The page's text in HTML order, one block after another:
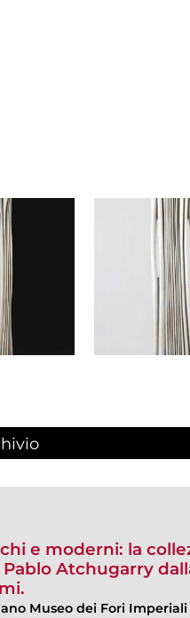
e moderni: la
Atchugarry
Museo dei Fori Imperiali